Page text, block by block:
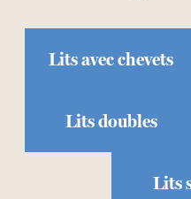
Lits avec chevets
Lits doubles
Lits